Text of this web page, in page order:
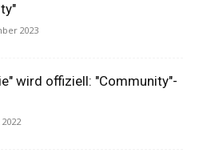
2023
wird offiziell: "Community"-